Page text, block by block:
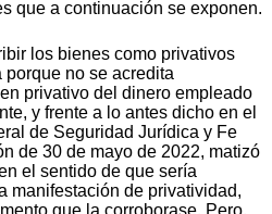
que a continuación se exponen.
los bienes como privativos
no se acredita
privativo del dinero empleado
y frente a lo antes dicho en el
de Seguridad Jurídica y Fe
de 30 de mayo de 2022, matizó
el sentido de que sería
manifestación de privatividad,
que la corroborase. Pero,